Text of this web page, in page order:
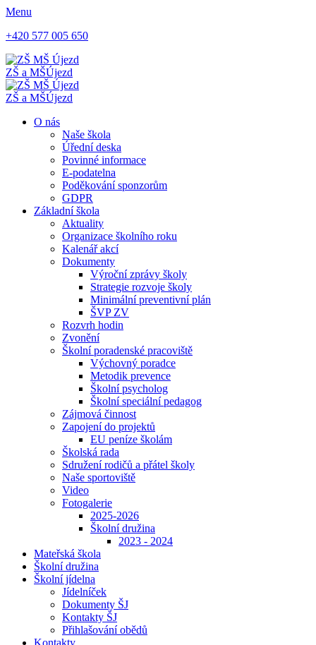
Menu
+420 577 005 650
ZŠ a MŠÚjezd
ZŠ a MŠÚjezd
O nás
Naše škola
Úřední deska
Povinné informace
E-podatelna
Poděkování sponzorům
GDPR
Základní škola
Aktuality
Organizace školního roku
Kalenář akcí
Dokumenty
Výroční zprávy školy
Strategie rozvoje školy
Minimální preventivní plán
ŠVP ZV
Rozvrh hodin
Zvonění
Školní poradenské pracoviště
Výchovný poradce
Metodik prevence
Školní psycholog
Školní speciální pedagog
Zájmová činnost
Zapojení do projektů
EU peníze školám
Školská rada
Sdružení rodičů a přátel školy
Naše sportoviště
Video
Fotogalerie
2025-2026
Školní družina
2023 - 2024
Mateřská škola
Školní družina
Školní jídelna
Jídelníček
Dokumenty ŠJ
Kontakty ŠJ
Přihlašování obědů
Kontakty